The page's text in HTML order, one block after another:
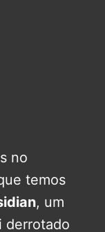
no
temos
, um
derrotado